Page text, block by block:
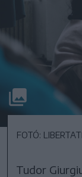
FOTÓ:
Tudor